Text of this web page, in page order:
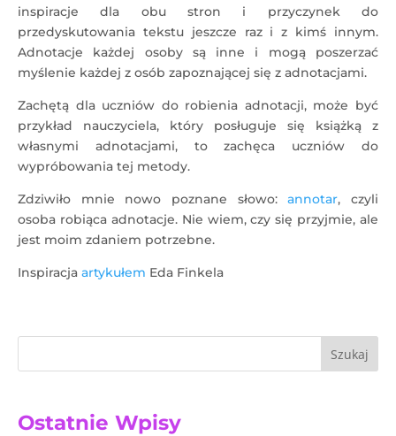
inspiracje dla obu stron i przyczynek do
przedyskutowania tekstu jeszcze raz i z kimś innym.
Adnotacje każdej osoby są inne i mogą poszerzać
myślenie każdej z osób zapoznającej się z adnotacjami.
Zachętą dla uczniów do robienia adnotacji, może być
przykład nauczyciela, który posługuje się książką z
własnymi adnotacjami, to zachęca uczniów do
wypróbowania tej metody.
Zdziwiło mnie nowo poznane słowo:annotar, czyli
osoba robiąca adnotacje. Nie wiem, czy się przyjmie, ale
jest moim zdaniem potrzebne.
Inspiracja artykułem Eda Finkela
Szukaj
Ostatnie Wpisy